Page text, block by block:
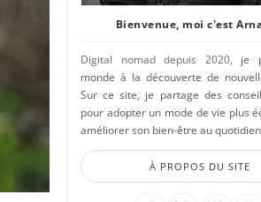
Bienvenue, moi c'est
Digital nomad depuis 2020, je
monde à la découverte de
Sur ce site, je partage des
pour adopter un mode de vie plus
améliorer son bien-être au
À PROPOS DU SITE